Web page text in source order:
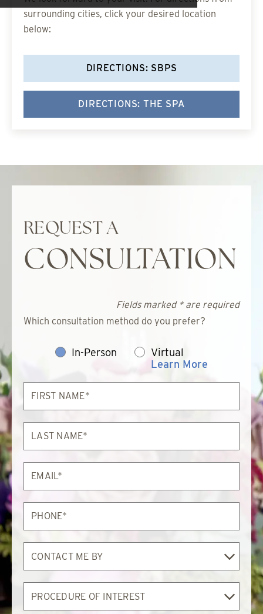
surrounding cities, click your desired location
below:
DIRECTIONS: SBPS
DIRECTIONS: THE SPA
REQUEST A
CONSULTATION
Fields marked * are required
Which consultation method do you prefer?
In-Person
Virtual
Learn More
First
Name*
Last
Name*
Email*
Phone*
Contact
Me
By
Procedure
Interest